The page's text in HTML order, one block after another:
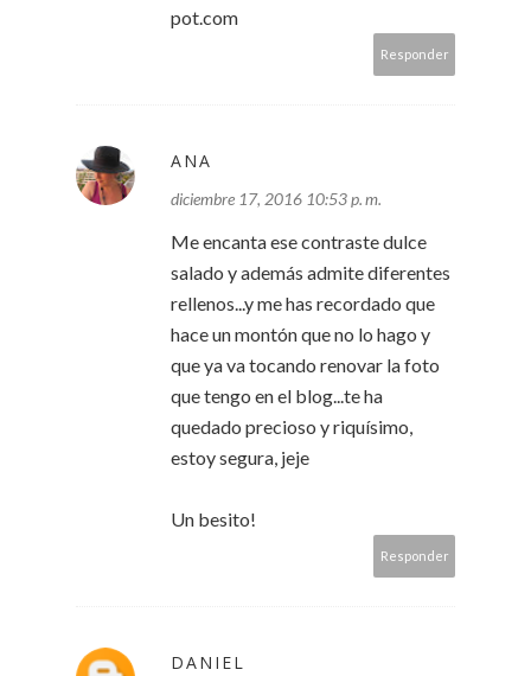
pot.com
Responder
ANA
diciembre 17, 2016 10:53 p. m.
Me encanta ese contraste dulce
salado y además admite diferentes
rellenos...y me has recordado que
hace un montón que no lo hago y
que ya va tocando renovar la foto
que tengo en el blog...te ha
quedado precioso y riquísimo,
estoy segura, jeje
Un besito!
Responder
DANIEL